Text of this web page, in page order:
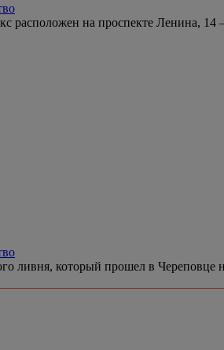
расположен на проспекте Ленина, 14
ливня, который прошел в Череповце